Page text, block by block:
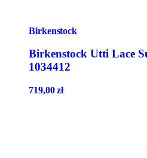
Birkenstock
Birkenstock Utti Lace
1034412
719,00zł